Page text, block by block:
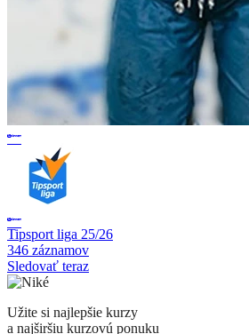
Tipsport liga 25/26
346 záznamov
Sledovať teraz
Užite si najlepšie kurzy
a najširšiu kurzovú ponuku